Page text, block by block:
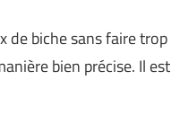
de biche sans faire trop
bien précise. Il est